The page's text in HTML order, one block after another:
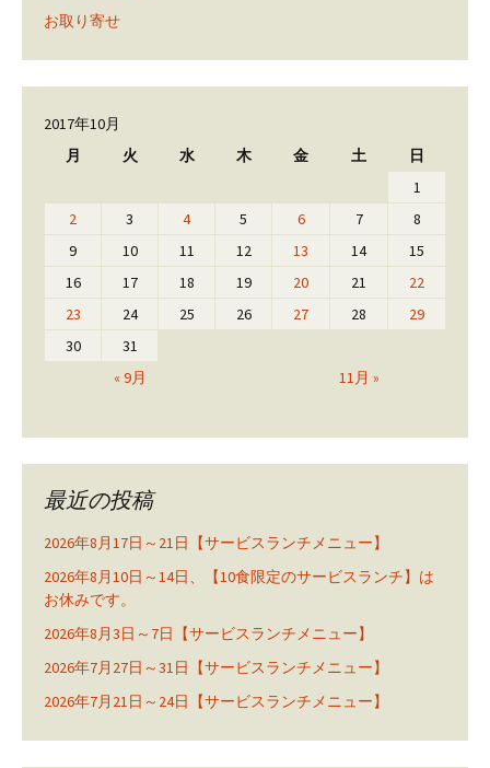
お取り寄せ
2017年10月
月
火 水 木 金 土 日
« 9月 11月 »
1
2
3 4 5 6 7
8
9
10 11 12 13 14
15
16
17 18 19 20 21
22
23
24 25 26 27 28
29
30
31
最近の投稿
2026年8月17日～21日【サービスランチメニュー】
2026年8月10日～14日、【10食限定のサービスランチ】は
お休みです。
2026年8月3日～7日【サービスランチメニュー】
2026年7月27日～31日【サービスランチメニュー】
2026年7月21日～24日【サービスランチメニュー】